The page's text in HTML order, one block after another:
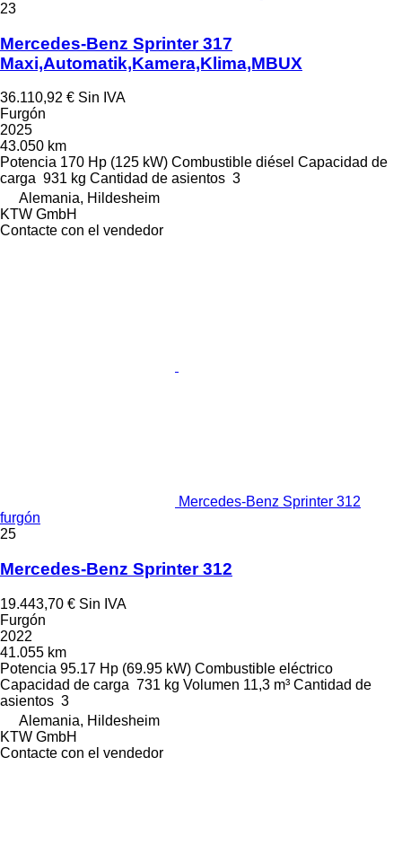
23
Mercedes-Benz Sprinter 317
Maxi,Automatik,Kamera,Klima,MBUX
36.110,92 € Sin IVA
Furgón
2025
43.050 km
Potencia 170 Hp (125 kW) Combustible diésel Capacidad de
carga 931 kg Cantidad de asientos 3
Alemania, Hildesheim
KTW GmbH
Contacte con el vendedor
Mercedes-Benz Sprinter 312
furgón
25
Mercedes-Benz Sprinter 312
19.443,70 € Sin IVA
Furgón
2022
41.055 km
Potencia 95.17 Hp (69.95 kW) Combustible eléctrico
Capacidad de carga 731 kg Volumen 11,3 m³ Cantidad de
asientos 3
Alemania, Hildesheim
KTW GmbH
Contacte con el vendedor